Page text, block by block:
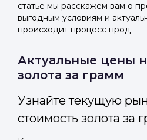
статье мы расскажем вам о
выгодным условиям и
происходит процесс прод
Актуальные цены
золота за грамм
Узнайте текущую
стоимость золота за